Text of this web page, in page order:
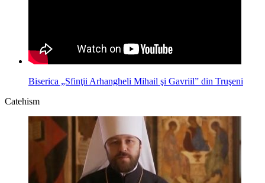
Biserica „Sfinţii Arhangheli Mihail şi Gavriil” din Truşeni
Catehism